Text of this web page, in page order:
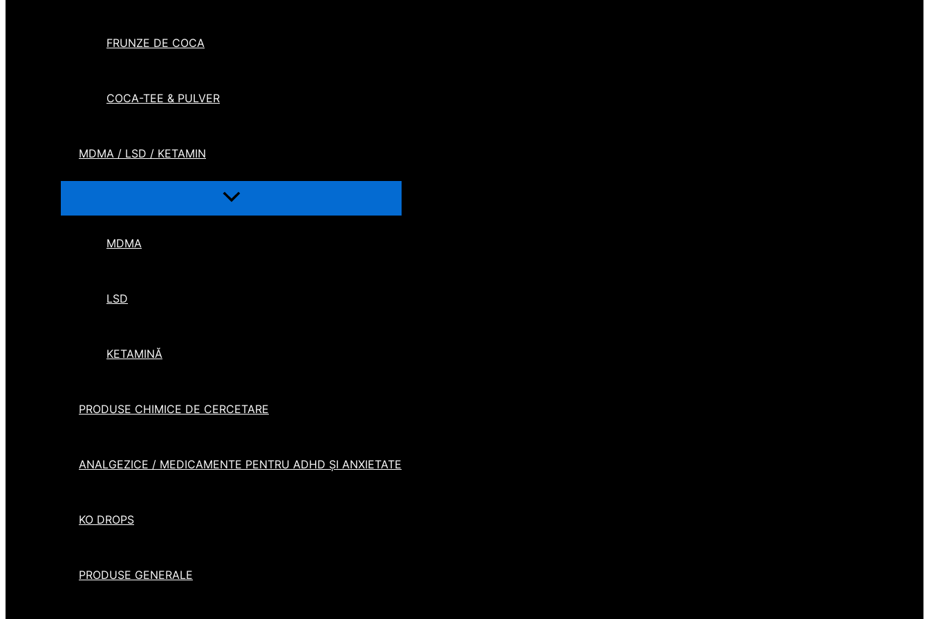
FRUNZE DE COCA
COCA-TEE & PULVER
MDMA / LSD / KETAMIN
MDMA
LSD
KETAMINĂ
PRODUSE CHIMICE DE CERCETARE
ANALGEZICE / MEDICAMENTE PENTRU ADHD ȘI ANXIETATE
KO DROPS
PRODUSE GENERALE